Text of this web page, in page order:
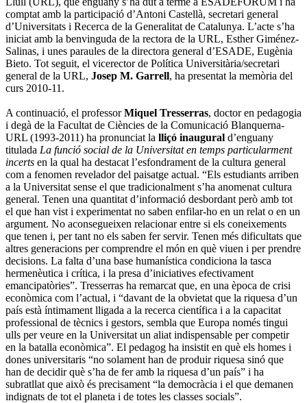
comptat amb la participació d’Antoni Castellà, secretari general
d’Universitats i Recerca de la Generalitat de Catalunya. L’acte s’ha
iniciat amb la benvinguda de la rectora de la URL, Esther Giménez-
Salinas, i unes paraules de la directora general d’ESADE, Eugènia
Bieto. Tot seguit, el vicerector de Política Universitària/secretari
general de la URL, Josep M. Garrell, ha presentat la memòria del
curs 2010-11.
A continuació, el professorMiquel Tresserras, doctor en pedagogia
i degà de la Facultat de Ciències de la Comunicació Blanquerna-
URL (1993-2011) ha pronunciat la lliçó inaugural d’enguany
titulada La funció social de la Universitat en temps particularment
incerts en la qual ha destacat l’esfondrament de la cultura general
com a fenomen revelador del paisatge actual. “Els estudiants arriben
a la Universitat sense el que tradicionalment s’ha anomenat cultura
general. Tenen una quantitat d’informació desbordant però amb tot
el que han vist i experimentat no saben enfilar-ho en un relat o en un
argument. No aconsegueixen relacionar entre si els coneixements
que tenen i, per tant no els saben fer servir. Tenen més dificultats que
altres generacions per comprendre el món en què viuen i per prendre
decisions. La falta d’una base humanística condiciona la tasca
hermenèutica i crítica, i la presa d’iniciatives efectivament
emancipatòries”. Tresserras ha remarcat que, en una època de crisi
econòmica com l’actual, i “davant de la obvietat que la riquesa d’un
país està íntimament lligada a la recerca científica i a la capacitat
professional de tècnics i gestors, sembla que Europa només tingui
ulls per veure en la Universitat un aliat indispensable per competir
en la batalla econòmica”. El pedagog ha insistit en què els homes i
dones universitaris “no solament han de produir riquesa sinó que
han de decidir què s’ha de fer amb la riquesa d’un país” i ha
subratllat que això és precisament “la democràcia i el que demanen
indignats de tot el planeta i de totes les classes socials”.